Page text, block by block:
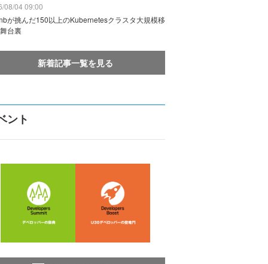
08/04 09:00
が挑んだ150以上のKubernetesクラスタ大規模移
台裏
新着記事一覧を見る
ント